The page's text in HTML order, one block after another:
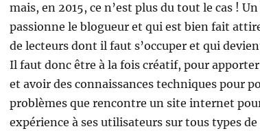
mais, en 2015, ce n’est plus du tout le cas !
passionne le blogueur et qui est bien fait
de lecteurs dont il faut s’occuper et qui
Il faut donc être à la fois créatif, pour
et avoir des connaissances techniques pour
problèmes que rencontre un site internet
expérience à ses utilisateurs sur tous types